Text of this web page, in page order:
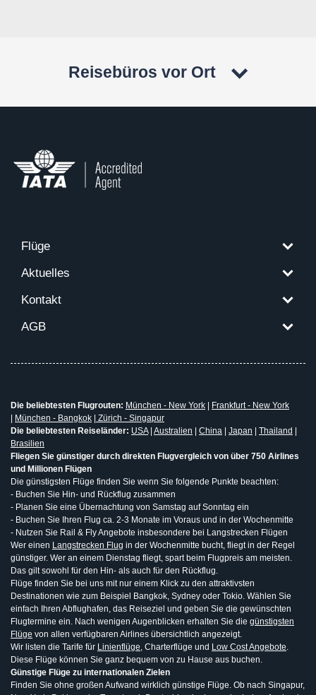
Reisebüros vor Ort
Flüge
Aktuelles
Kontakt
AGB
Die beliebtesten Flugrouten: München - New York
Frankfurt - New York
München - Bangkok
Zürich - Singapur
Die beliebtesten Reiseländer: USA| Australien China Japan Thailand
Brasilien
Fliegen Sie günstiger durch direkten Flugvergleich von über 750 Airlines
und Millionen Flügen
Die günstigsten Flüge finden Sie wenn Sie folgende Punkte beachten:
- Buchen Sie Hin- und Rückflug zusammen
- Planen Sie eine Übernachtung von Samstag auf Sonntag ein
- Buchen Sie Ihren Flug ca. 2-3 Monate im Voraus und in der Wochenmitte
- Nutzen Sie Rail & Fly Angebote insbesondere bei Langstrecken Flügen
Wer einen Langstrecken Flug in der Wochenmitte bucht, fliegt in der Regel
günstiger. Wer an einem Dienstag fliegt, spart beim Flugpreis am meisten.
Das gilt sowohl für den Hin- als auch für den Rückflug.
Flüge finden Sie bei uns mit nur einem Klick zu den attraktivsten
Destinationen wie zum Beispiel Bangkok, Sydney oder Tokio. Wählen Sie
einfach Ihren Abflughafen, das Reiseziel und geben Sie die gewünschten
Flugtermine ein. Nach wenigen Augenblicken erhalten Sie die günstigsten
Flüge von allen verfügbaren Airlines übersichtlich angezeigt.
Wir listen die Tarife für Linienflüge, Charterflüge und Low Cost Angebote.
Diese Flüge können Sie ganz bequem von zu Hause aus buchen.
Günstige Flüge zu internationalen Zielen
Finden Sie ohne großen Aufwand wirklich günstige Flüge. Ob nach Singapur,